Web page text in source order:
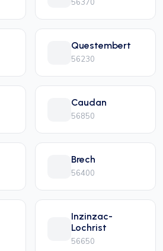
Questembert
56230
Caudan
56850
Brech
56400
Inzinzac-
Lochrist
56650